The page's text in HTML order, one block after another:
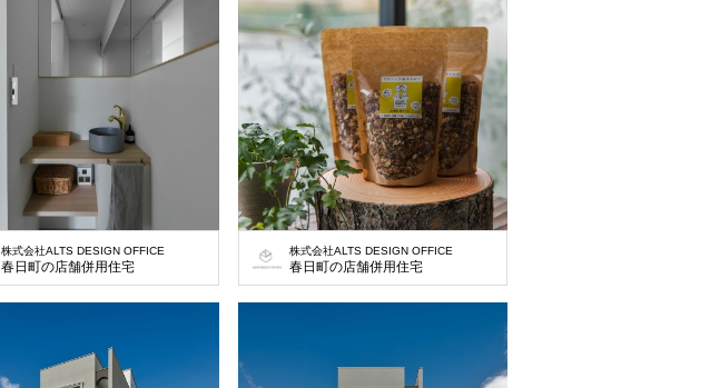
株式会社ALTS DESIGN OFFICE
春日町の店舗併用住宅
株式会社ALTS DESIGN OFFICE
春日町の店舗併用住宅